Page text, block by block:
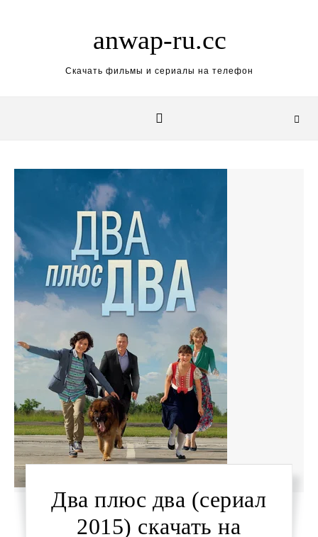
anwap-ru.cc
Скачать фильмы и сериалы на телефон
Два плюс два (сериал
2015) скачать на